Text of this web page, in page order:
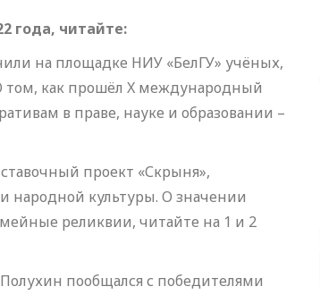
года, читайте:
на площадке НИУ «БелГУ» учёных,
том, как прошёл X международный
в праве, науке и образовании –
проект «Скрыня»,
народной культуры. О значении
реликвии, читайте на 1 и 2
пообщался с победителями